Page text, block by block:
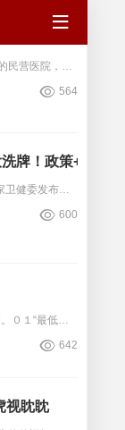
医疗健康行业正在经历一场前所未有的深度变革。无论是致力于＂严肃医疗＂的民营医院，还是深耕＂消费医疗＂的专科民营医院及健康管理企业，都在遭遇发展中的巨大挑战。曾经依靠地段、
564
牌！政策+创新
５月８日，国家卫健委发布《老年医学科建设与管理指南（２０２５年版）》，明确要求二级及以上综合医院开设老年医学科，并对床位数量、人员配备、工作模式、配套科室、设备设施、科室
600
耗材低价联动模式仍在调整，“三省价”变“最低价”，同时多省启动耗材价格监测。‍０１“最低三省价”时代结束严查异常高价、低价３月１７日，青海省医保局发布《关于规范医用耗材和
642
视眈眈